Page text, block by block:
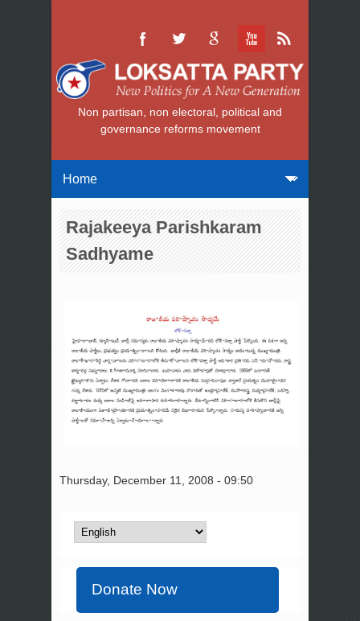
Non partisan, non electoral, political and
governance reforms movement
Rajakeeya Parishkaram
Sadhyame
Thursday, December 11, 2008 - 09:50
Donate Now